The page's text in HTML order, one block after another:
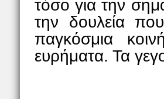
τόσο για την
την δουλεία
παγκόσμια
ευρήματα. Τα